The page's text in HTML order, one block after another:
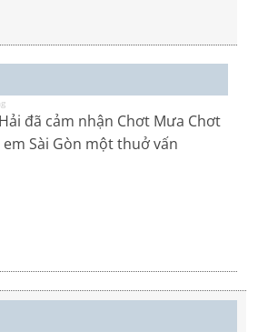
đã cảm nhận Chơt Mưa Chơt
Sài Gòn một thuở vấn